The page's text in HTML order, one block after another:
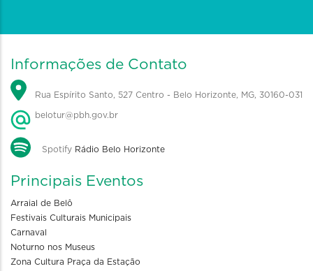
Informações de Contato
Rua Espírito Santo, 527 Centro - Belo Horizonte, MG, 30160-031
belotur@pbh.gov.br
Spotify Rádio Belo Horizonte
Principais Eventos
Arraial de Belô
Festivais Culturais Municipais
Carnaval
Noturno nos Museus
Zona Cultura Praça da Estação